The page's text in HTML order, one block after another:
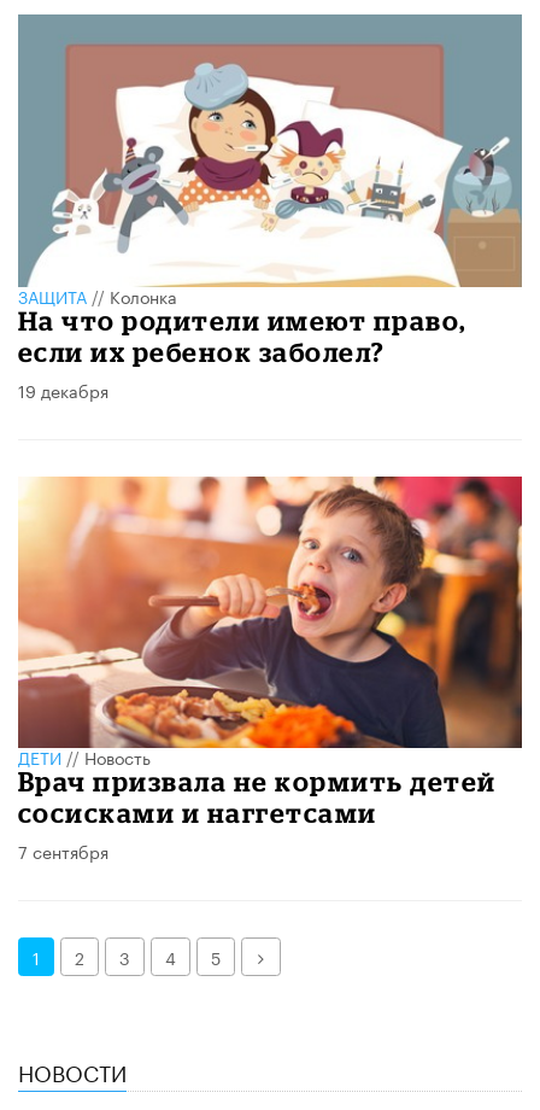
ЗАЩИТА // Колонка
На что родители имеют право,
если их ребенок заболел?
19 декабря
ДЕТИ//Новость
Врач призвала не кормить детей
сосисками и наггетсами
7 сентября
1 2 3 4 5 Далее
НОВОСТИ